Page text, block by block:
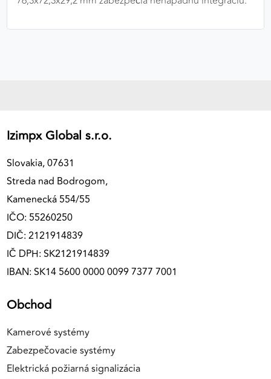
Izimpx Global s.r.o.
Slovakia, 07631
Streda nad Bodrogom,
Kamenecká 554/55
IČO: 55260250
DIČ: 2121914839
IČ DPH: SK2121914839
IBAN: SK14 5600 0000 0099 7377 7001
Obchod
Kamerové systémy
Zabezpečovacie systémy
Elektrická požiarná signalizácia